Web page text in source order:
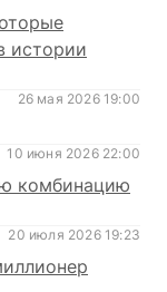
истории
26 мая 2026 19:00
10 июня 2026 22:00
комбинацию
20 июля 2026 19:23